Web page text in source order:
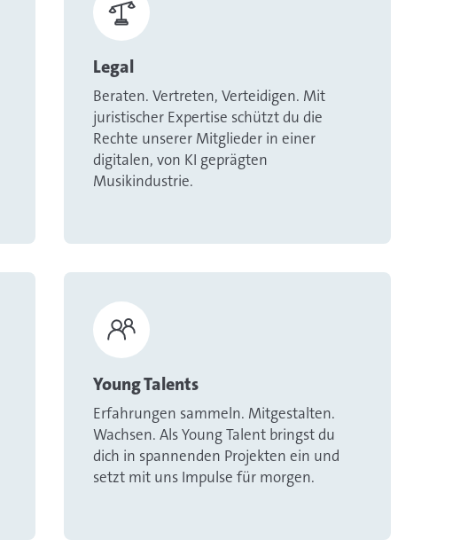
Legal
Beraten. Vertreten, Verteidigen. Mit
juristischer Expertise schützt du die
Rechte unserer Mitglieder in einer
digitalen, von KI geprägten
Musikindustrie.
Young Talents
Erfahrungen sammeln. Mitgestalten.
Wachsen. Als Young Talent bringst du
dich in spannenden Projekten ein und
setzt mit uns Impulse für morgen.